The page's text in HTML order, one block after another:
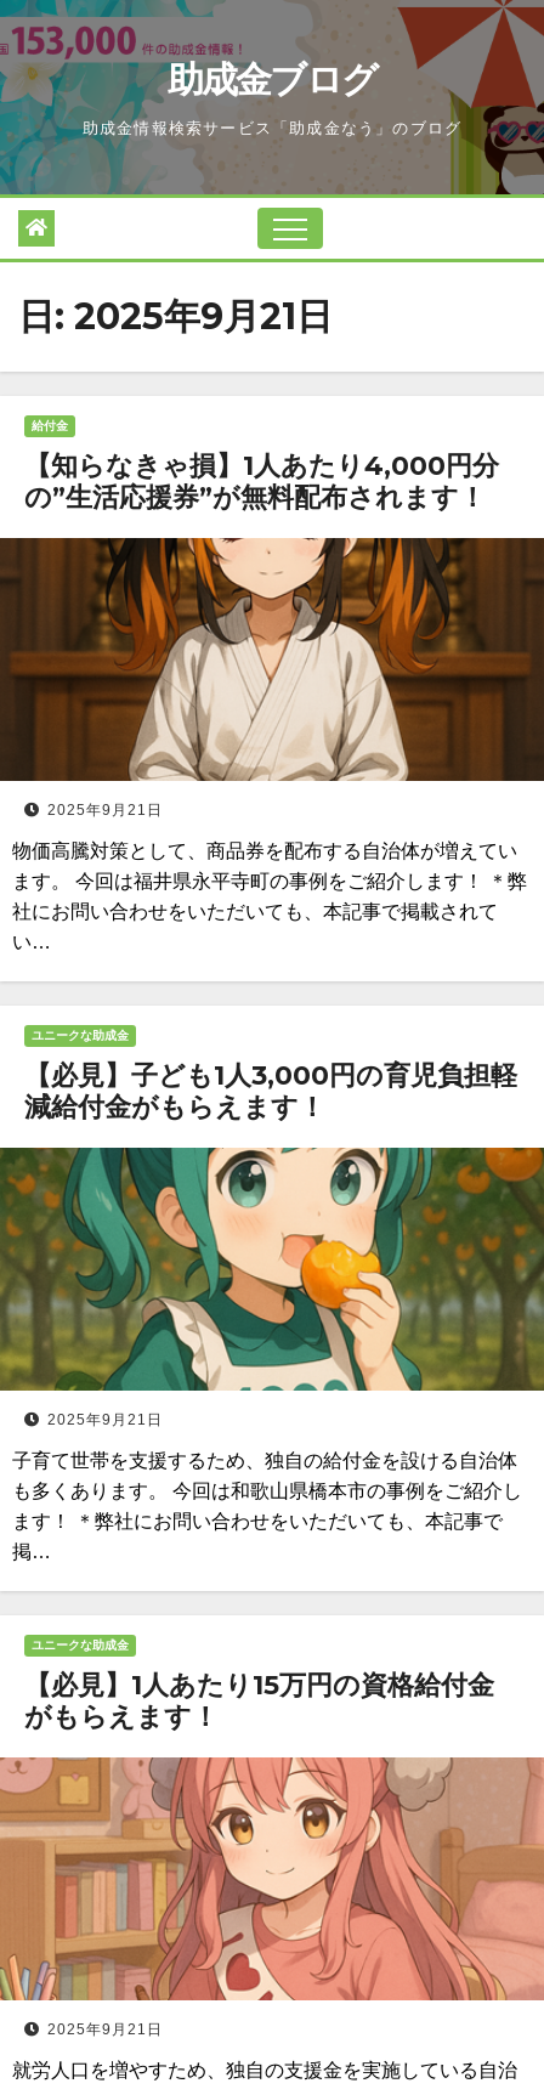
Skip
to
content
助成金ブログ
助成金情報検索サービス「助成金なう」のブログ
日: 2025年9月21日
給付金
【知らなきゃ損】1人あたり4,000円分
の”生活応援券”が無料配布されます！
2025年9月21日
物価高騰対策として、商品券を配布する自治体が増えてい
ます。 今回は福井県永平寺町の事例をご紹介します！ ＊弊
社にお問い合わせをいただいても、本記事で掲載されて
い…
ユニークな助成金
【必見】子ども1人3,000円の育児負担軽
減給付金がもらえます！
2025年9月21日
子育て世帯を支援するため、独自の給付金を設ける自治体
も多くあります。 今回は和歌山県橋本市の事例をご紹介し
ます！ ＊弊社にお問い合わせをいただいても、本記事で
掲…
ユニークな助成金
【必見】1人あたり15万円の資格給付金
がもらえます！
2025年9月21日
就労人口を増やすため、独自の支援金を実施している自治